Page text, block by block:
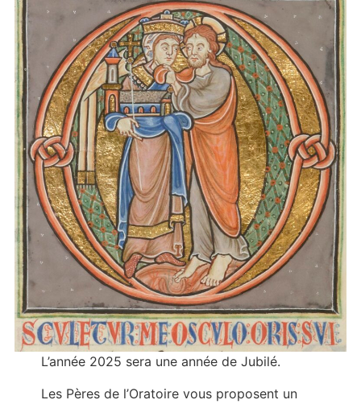
L’année 2025 sera une année de Jubilé.
Les Pères de l’Oratoire vous proposent un